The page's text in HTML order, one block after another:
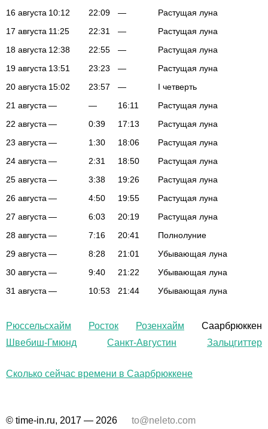
16 августа 10:12 22:09 —
Растущая луна
17 августа 11:25 22:31 —
Растущая луна
18 августа 12:38 22:55 —
Растущая луна
19 августа 13:51 23:23 —
Растущая луна
20 августа 15:02 23:57 —
I четверть
21 августа — — 16:11
Растущая луна
22 августа — 0:39 17:13
Растущая луна
23 августа — 1:30 18:06
Растущая луна
24 августа — 2:31 18:50
Растущая луна
25 августа — 3:38 19:26
Растущая луна
26 августа — 4:50 19:55
Растущая луна
27 августа — 6:03 20:19
Растущая луна
28 августа — 7:16 20:41
Полнолуние
29 августа — 8:28 21:01
Убывающая луна
30 августа — 9:40 21:22
Убывающая луна
31 августа — 10:53 21:44 Убывающая луна
Рюссельсхайм Росток Розенхайм
Саарбрюккен
Швебиш-Гмюнд
Санкт-Августин Зальцгиттер
Сколько сейчас времени в Саарбрюккене
© time-in.ru, 2017 — 2026 to@neleto.com